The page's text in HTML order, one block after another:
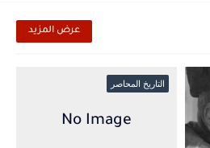
عرض المزيد
التاريخ المحاصر